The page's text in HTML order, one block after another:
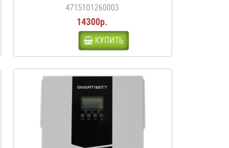
4715101260003
14300р.
КУПИТЬ